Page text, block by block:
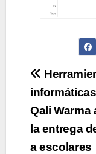
de
Qali Warma
la entrega
a escolares